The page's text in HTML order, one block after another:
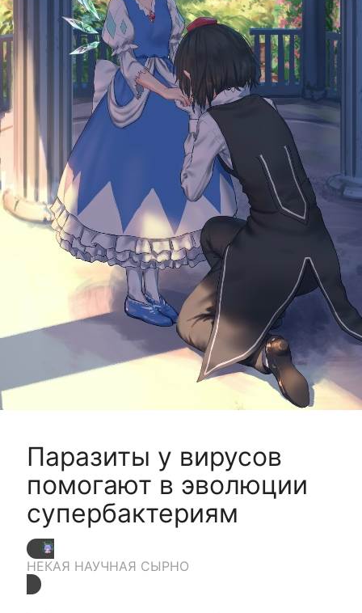
Паразиты у вирусов
помогают в эволюции
супербактериям
НЕКАЯ НАУЧНАЯ СЫРНО